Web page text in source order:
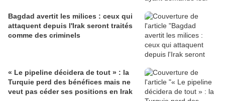
Bagdad avertit les milices : ceux qui
attaquent depuis l'Irak seront traités
comme des criminels
« Le pipeline décidera de tout » : la
Turquie perd des bénéfices mais ne
veut pas céder ses positions en Irak